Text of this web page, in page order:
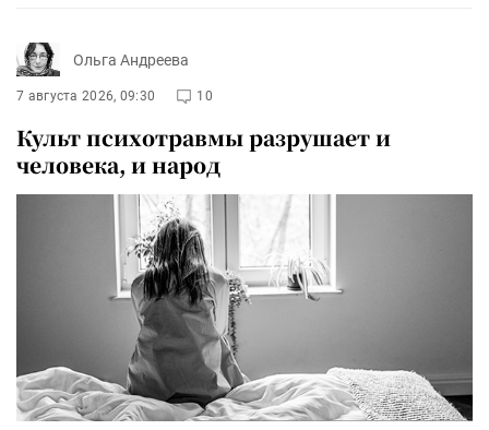
Ольга Андреева
7 августа 2026, 09:30 10
Культ психотравмы разрушает и
человека, и народ